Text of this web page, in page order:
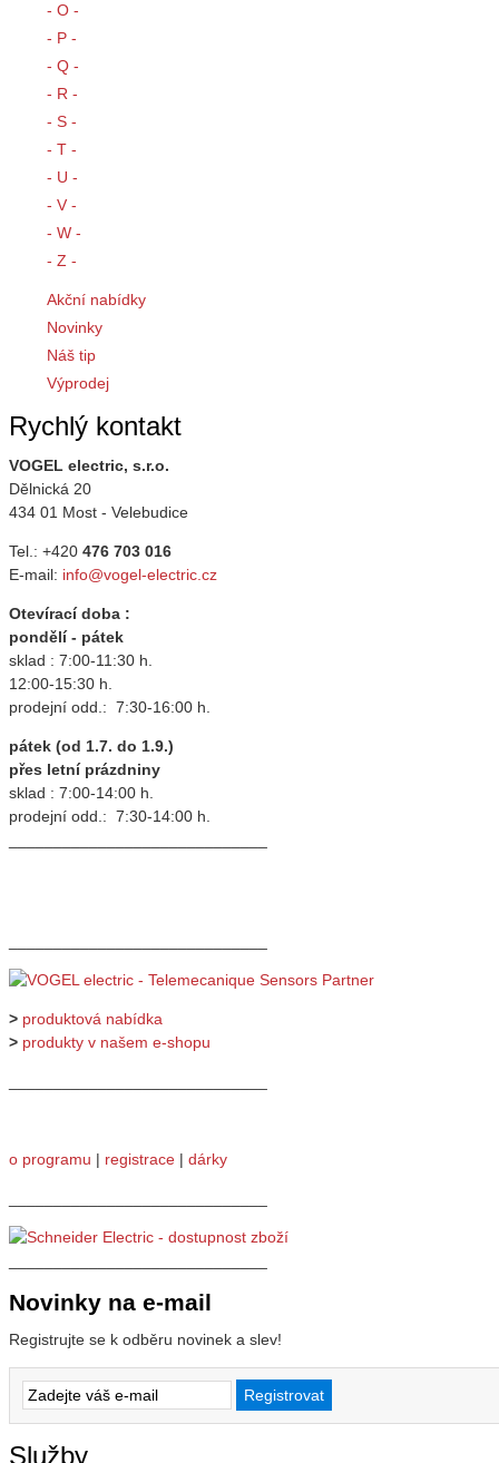
- O -
- P -
- Q -
- R -
- S -
- T -
- U -
- V -
- W -
- Z -
Akční nabídky
Novinky
Náš tip
Výprodej
Rychlý kontakt
VOGEL electric, s.r.o.
Dělnická 20
434 01 Most - Velebudice
Tel.: +420 476 703 016
E-mail: info@vogel-electric.cz
Otevírací doba :
pondělí - pátek
sklad : 7:00-11:30 h.
12:00-15:30 h.
prodejní odd.: 7:30-16:00 h.
pátek (od 1.7. do 1.9.)
přes letní prázdniny
sklad : 7:00-14:00 h.
prodejní odd.: 7:30-14:00 h.
> produktová nabídka
> produkty v našem e-shopu
o programu | registrace | dárky
Novinky na e-mail
Registrujte se k odběru novinek a slev!
Služby